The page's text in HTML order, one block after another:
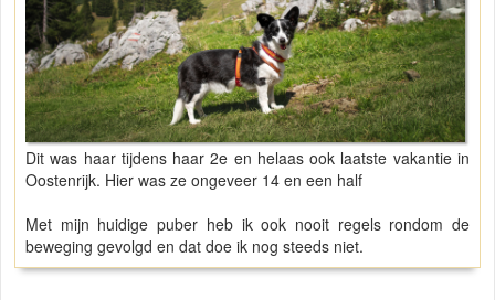
Dit was haar tijdens haar 2e en helaas ook laatste vakantie in
Oostenrijk. Hier was ze ongeveer 14 en een half
Met mijn huidige puber heb ik ook nooit regels rondom de
beweging gevolgd en dat doe ik nog steeds niet.